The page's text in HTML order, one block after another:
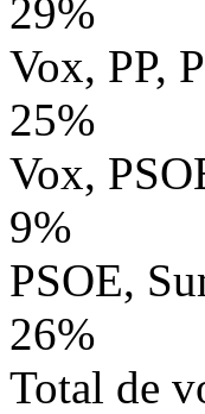
29%
Vox, PP,
25%
Vox,
9%
PSOE,
26%
Total de